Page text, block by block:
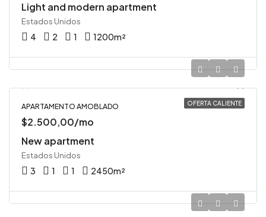
Light and modern apartment
Estados Unidos
4 2 1 1200m²
OFERTA CALIENTE
APARTAMENTO AMOBLADO
$2.500,00/mo
New apartment
Estados Unidos
3 1 1 2450m²